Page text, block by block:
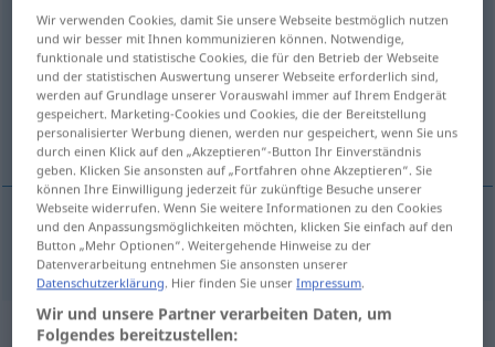
fausto [ˈfaŭsto]adj
Übersicht aller Übersetzungen
(Für mehr Details die Übersetzung anklicken/antippen)
Glück bringend, freudig
Glückbringend,freudig fausto
„fausto“: masculino
Wir verwenden Cookies, damit Sie unsere Webseite bestmöglich nutzen
und wir besser mit Ihnen kommunizieren können. Notwendige,
funktionale und statistische Cookies, die für den Betrieb der Webseite
und der statistischen Auswertung unserer Webseite erforderlich sind,
werden auf Grundlage unserer Vorauswahl immer auf Ihrem Endgerät
gespeichert. Marketing-Cookies und Cookies, die der Bereitstellung
personalisierter Werbung dienen, werden nur gespeichert, wenn Sie uns
durch einen Klick auf den „Akzeptieren“-Button Ihr Einverständnis
geben. Klicken Sie ansonsten auf „Fortfahren ohne Akzeptieren“. Sie
können Ihre Einwilligung jederzeit für zukünftige Besuche unserer
Webseite widerrufen. Wenn Sie weitere Informationen zu den Cookies
und den Anpassungsmöglichkeiten möchten, klicken Sie einfach auf den
Button „Mehr Optionen“. Weitergehende Hinweise zu der
Datenverarbeitung entnehmen Sie ansonsten unserer
Datenschutzerklärung. Hier finden Sie unserImpressum.
Wir und unsere Partner verarbeiten Daten, um
Folgendes bereitzustellen: